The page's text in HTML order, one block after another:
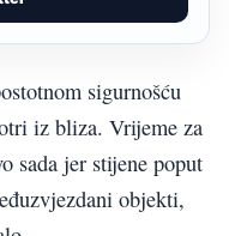
sigurnošću
iz bliza. Vrijeme za
sada jer stijene poput
objekti,